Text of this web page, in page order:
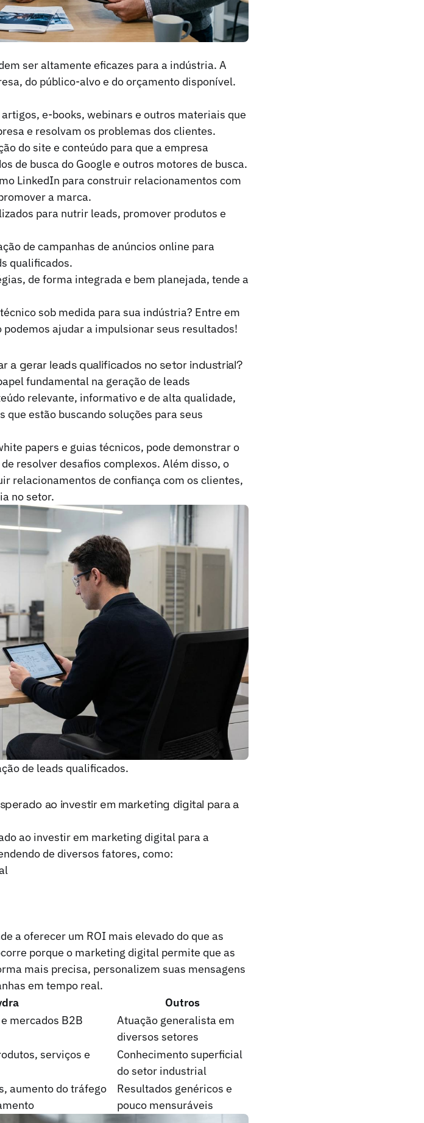
ser altamente eficazes para a indústria. A
do público-alvo e do orçamento disponível.
artigos, e-books, webinars e outros materiais que
e resolvam os problemas dos clientes.
do site e conteúdo para que a empresa
de busca do Google e outros motores de busca.
LinkedIn para construir relacionamentos com
a marca.
para nutrir leads, promover produtos e
de campanhas de anúncios online para
qualificados.
de forma integrada e bem planejada, tende a
sob medida para sua indústria? Entre em
ajudar a impulsionar seus resultados!
a gerar leads qualificados no setor industrial?
fundamental na geração de leads
relevante, informativo e de alta qualidade,
estão buscando soluções para seus
papers e guias técnicos, pode demonstrar o
resolver desafios complexos. Além disso, o
relacionamentos de confiança com os clientes,
no setor.
de leads qualificados.
ao investir em marketing digital para a
ao investir em marketing digital para a
de diversos fatores, como:
a oferecer um ROI mais elevado do que as
porque o marketing digital permite que as
mais precisa, personalizem suas mensagens
em tempo real.
Outros
mercados B2B
Atuação generalista em
diversos setores
serviços e
Conhecimento superficial
do setor industrial
aumento do tráfego
Resultados genéricos e
pouco mensuráveis